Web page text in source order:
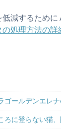
減するために
処理方法の詳
ゴールデンエレ
ろに登らない猫